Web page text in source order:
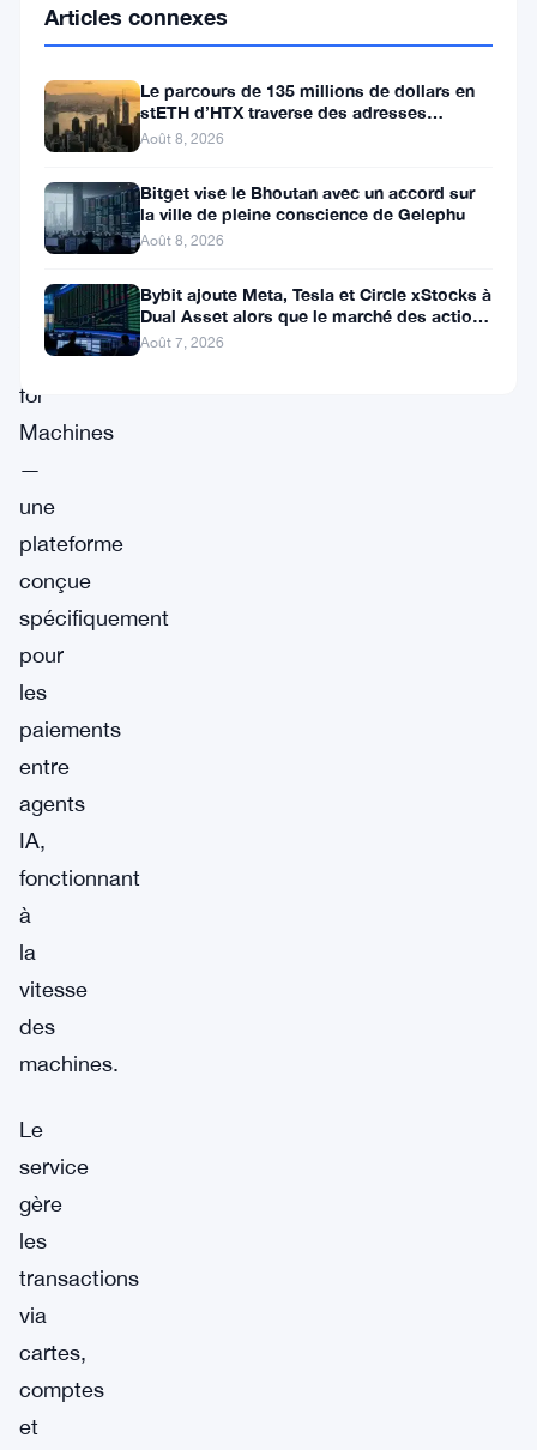
plus
partenaires
son
nouveau
service
Agent
Pay
for
Machines
—
une
plateforme
conçue
spécifiquement
pour
les
paiements
entre
agents
IA,
fonctionnant
à
la
vitesse
des
machines.
Le
service
gère
les
transactions
via
cartes,
comptes
et
Articles connexes
Le parcours de 135 millions de dollars en
stETH d’HTX traverse des adresses
Poloniex
Août 8, 2026
Bitget vise le Bhoutan avec un accord sur
la ville de pleine conscience de Gelephu
Août 8, 2026
Bybit ajoute Meta, Tesla et Circle xStocks à
Dual Asset alors que le marché des actions
tokenisées atteint
Août 7, 2026